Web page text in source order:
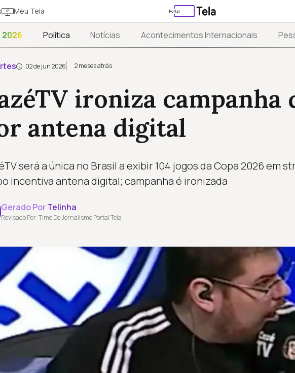
Meu Tela
2026 Política Notícias Acontecimentos Internacionais
02 de jun 2026 2 meses atrás
ironiza campanha
antena digital
será a única no Brasil a exibir 104 jogos da Copa 2026 em
incentiva antena digital; campanha é ironizada
Gerado PorTelinha
Revisado Por: Time De Jornalismo Portal Tela